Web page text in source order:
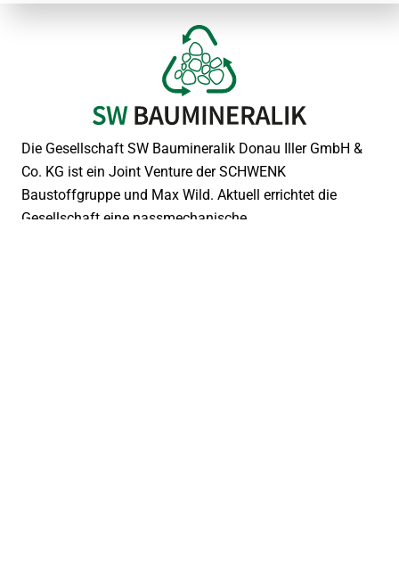
Die Gesellschaft SW Baumineralik Donau Iller GmbH &
Co. KG ist ein Joint Venture der SCHWENK
Baustoffgruppe und Max Wild. Aktuell errichtet die
Gesellschaft eine nassmechanische